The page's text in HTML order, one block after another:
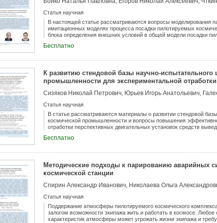
Статья научная
В настоящей статье рассматриваются вопросы моделирования
имитационных моделях процесса посадки пилотируемых
блока определения внешних условий в общей модели посадки
их использования, исследуется возможность и
структура и упрощенная методика анализа данных
аппарата перспективного пилотируемого транспортного
полученных результатов с номинальными параметрами
Бесплатно
К развитию стендовой базы научно-испытательного
промышленности для экспериментальной
двигательных установок на криогенных компонентах
Сизяков Николай Петрович, Юрьев Игорь Анатольевич,
Статья научная
В статье рассматриваются материалы о развитии стендовой
космической промышленности и вопросы повышения
отработки перспективных двигательных установок средств
испытания двигателей и двигательных установок на
компонентов, взрывах и пожарах. Приведены результаты
специальные и дополнительные меры безопасности испытаний
испытательном стенде.
Бесплатно
Методические подходы к парированию аварийных
космической станции
Спирин Александр Иванович, Николаева Ольга
Статья научная
Поддержание атмосферы пилотируемого космического
залогом возможности экипажа жить и работать в космосе.
характеристик атмосферы может угрожать жизни экипажа и